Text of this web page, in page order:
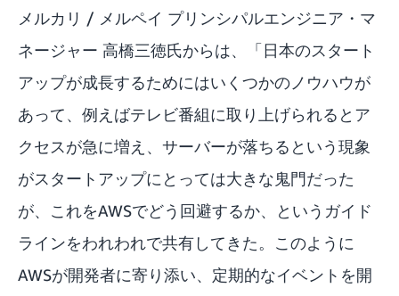
メルカリ / メルペイ プリンシパルエンジニア・マ
ネージャー 高橋三徳氏からは、「日本のスタート
アップが成長するためにはいくつかのノウハウが
あって、例えばテレビ番組に取り上げられるとア
クセスが急に増え、サーバーが落ちるという現象
がスタートアップにとっては大きな鬼門だった
が、これをAWSでどう回避するか、というガイド
ラインをわれわれで共有してきた。このように
AWSが開発者に寄り添い、定期的なイベントを開